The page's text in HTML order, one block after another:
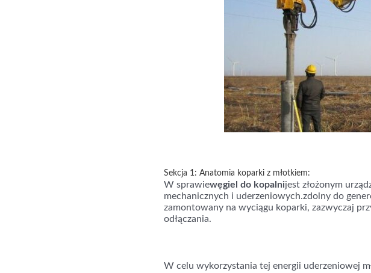
Sekcja 1: Anatomia koparki z młotkiem:
W sprawiewęgiel do kopalnijest złożonym
mechanicznych i uderzeniowych.zdolny do
zamontowany na wyciągu koparki, zazwyczaj
odłączania.
W celu wykorzystania tej energii uderzeniowej